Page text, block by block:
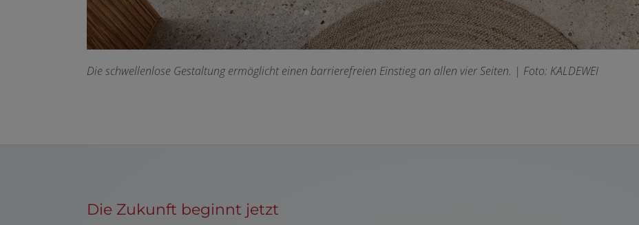
Die schwellenlose Gestaltung ermöglicht einen barrierefreien Einstieg an allen vier Seiten. | Foto: KALDEWEI
Die Zukunft beginnt jetzt